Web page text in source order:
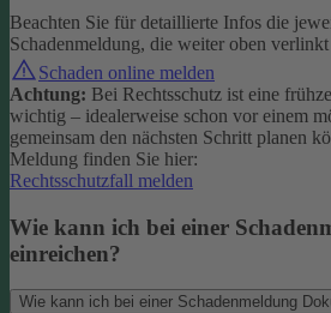
Beachten Sie für detaillierte Infos die
Schadenmeldung, die weiter oben
Schaden online melden
Achtung: Bei Rechtsschutz ist eine
wichtig – idealerweise schon vor einem
gemeinsam den nächsten Schritt planen
Meldung finden Sie hier:
Rechtsschutzfall melden
Wie kann ich bei einer
einreichen?
Wie kann ich bei einer Schadenmeldung